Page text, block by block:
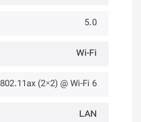
5.0
Wi-Fi
802.11ax (2×2) @ Wi-Fi 6
LAN